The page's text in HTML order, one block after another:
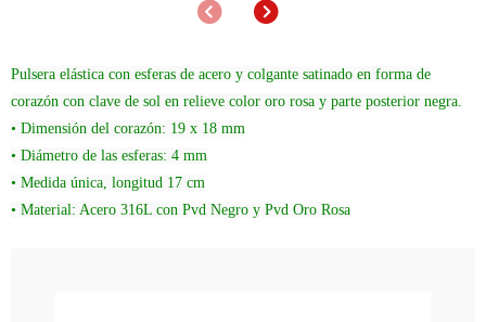
AnteriorSiguiente
Pulsera elástica con esferas de acero y colgante satinado en forma de
corazón con clave de sol en relieve color oro rosa y parte posterior negra.
• Dimensión del corazón: 19 x 18 mm
• Diámetro de las esferas: 4 mm
• Medida única, longitud 17 cm
• Material: Acero 316L con Pvd Negro y Pvd Oro Rosa